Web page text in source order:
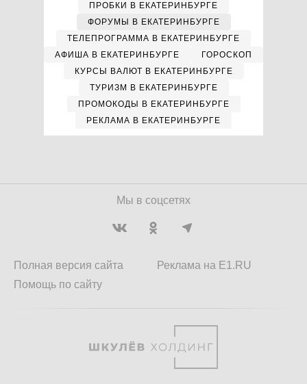
ПРОБКИ В ЕКАТЕРИНБУРГЕ
ФОРУМЫ В ЕКАТЕРИНБУРГЕ
ТЕЛЕПРОГРАММА В ЕКАТЕРИНБУРГЕ
АФИША В ЕКАТЕРИНБУРГЕ
ГОРОСКОП
КУРСЫ ВАЛЮТ В ЕКАТЕРИНБУРГЕ
ТУРИЗМ В ЕКАТЕРИНБУРГЕ
ПРОМОКОДЫ В ЕКАТЕРИНБУРГЕ
РЕКЛАМА В ЕКАТЕРИНБУРГЕ
Мы в соцсетях
Полная версия сайта
Помощь по сайту
Реклама на E1.RU